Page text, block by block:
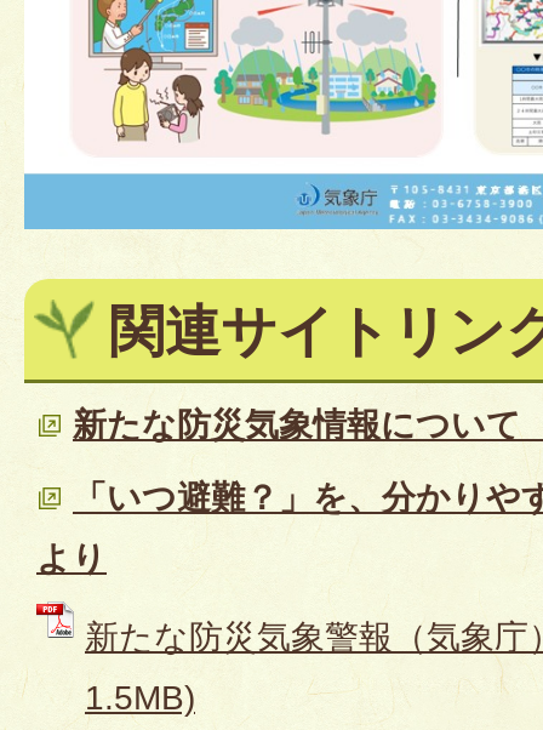
関連サイトリン
新たな防災気象情報について
「いつ避難？」を、分かり
より
新たな防災気象警報（気象
1.5MB)